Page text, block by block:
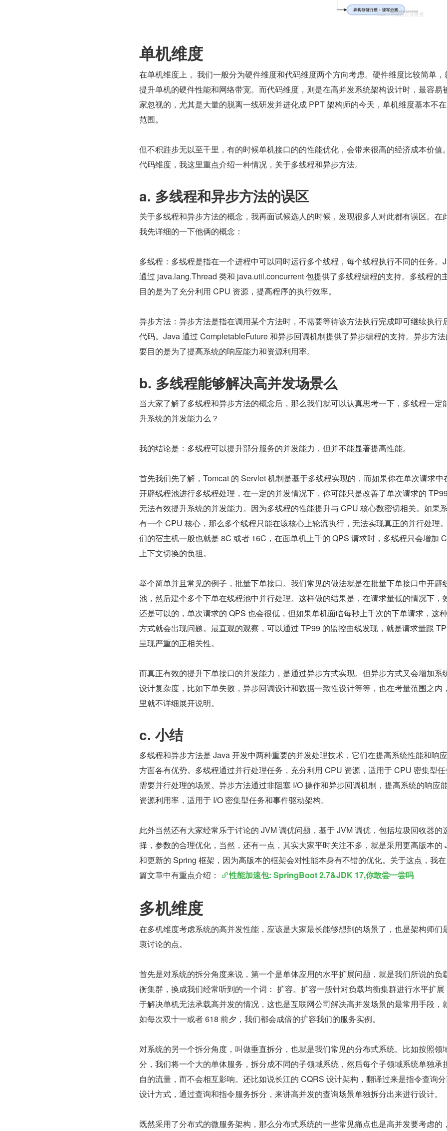
单机维度
在单机维度上， 我们一般分为硬件维度和代码维度两个方向考虑。硬件维度比较简单，
提升单机的硬件性能和网络带宽。而代码维度，则是在高并发系统架构设计时，最容易
家忽视的，尤其是大量的脱离一线研发并进化成 PPT 架构师的今天，单机维度基本不
范围。
但不积跬步无以至千里，有的时候单机接口的的性能优化，会带来很高的经济成本价值
代码维度，我这里重点介绍一种情况，关于多线程和异步方法。
a. 多线程和异步方法的误区
关于多线程和异步方法的概念，我再面试候选人的时候，发现很多人对此都有误区。在
我先详细的一下他俩的概念：
多线程：多线程是指在一个进程中可以同时运行多个线程，每个线程执行不同的任务。
通过 java.lang.Thread 类和 java.util.concurrent 包提供了多线程编程的支持。多线程的
目的是为了充分利用 CPU 资源，提高程序的执行效率。
异步方法：异步方法是指在调用某个方法时，不需要等待该方法执行完成即可继续执行
代码。Java 通过 CompletableFuture 和异步回调机制提供了异步编程的支持。异步方
要目的是为了提高系统的响应能力和资源利用率。
b. 多线程能够解决高并发场景么
当大家了解了多线程和异步方法的概念后，那么我们就可以认真思考一下，多线程一定
升系统的并发能力么？
我的结论是：多线程可以提升部分服务的并发能力，但并不能显著提高性能。
首先我们先了解，Tomcat 的 Servlet 机制是基于多线程实现的，而如果你在单次请求中
开辟线程池进行多线程处理，在一定的并发情况下，你可能只是改善了单次请求的
无法有效提升系统的并发能力。因为多线程的性能提升与 CPU 核心数密切相关。如果
有一个 CPU 核心，那么多个线程只能在该核心上轮流执行，无法实现真正的并行处理
们的宿主机一般也就是 8C 或者 16C，在面单机上千的 QPS 请求时，多线程只会增加
上下文切换的负担。
举个简单并且常见的例子，批量下单接口。我们常见的做法就是在批量下单接口中开辟
池，然后建个多个下单在线程池中并行处理。这样做的结果是，在请求量低的情况下，
还是可以的，单次请求的 QPS 也会很低，但如果单机面临每秒上千次的下单请求，这
方式就会出现问题。最直观的观察，可以通过 TP99 的监控曲线发现，就是请求量跟
呈现严重的正相关性。
而真正有效的提升下单接口的并发能力，是通过异步方式实现。但异步方式又会增加系
设计复杂度，比如下单失败，异步回调设计和数据一致性设计等等，也在考量范围之内
里就不详细展开说明。
c. 小结
多线程和异步方法是 Java 开发中两种重要的并发处理技术，它们在提高系统性能和响
方面各有优势。多线程通过并行处理任务，充分利用 CPU 资源，适用于 CPU 密集型
需要并行处理的场景。异步方法通过非阻塞 I/O 操作和异步回调机制，提高系统的响应
资源利用率，适用于 I/O 密集型任务和事件驱动架构。
此外当然还有大家经常乐于讨论的 JVM 调优问题，基于 JVM 调优，包括垃圾回收器的
择，参数的合理优化，当然，还有一点，其实大家平时关注不多，就是采用更高版本的
和更新的 Spring 框架，因为高版本的框架会对性能本身有不错的优化。关于这点，我
篇文章中有重点介绍：
性能加速包: SpringBoot 2.7&JDK 17,你敢尝一尝吗
多机维度
在多机维度考虑系统的高并发性能，应该是大家最长能够想到的场景了，也是架构师们
衷讨论的点。
首先是对系统的拆分角度来说，第一个是单体应用的水平扩展问题，就是我们所说的负
衡集群，换成我们经常听到的一个词： 扩容。扩容一般针对负载均衡集群进行水平扩展
于解决单机无法承载高并发的情况，这也是互联网公司解决高并发场景的最常用手段，
如每次双十一或者 618 前夕，我们都会成倍的扩容我们的服务实例。
对系统的另一个拆分角度，叫做垂直拆分，也就是我们常见的分布式系统。比如按照领
分，我们将一个大的单体服务，拆分成不同的子领域系统，然后每个子领域系统单独承
自的流量，而不会相互影响。还比如说长江的 CQRS 设计架构，翻译过来是指令查询
设计方式，通过查询和指令服务拆分，来讲高并发的查询场景单独拆分出来进行设计。
既然采用了分布式的微服务架构，那么分布式系统的一些常见痛点也是高并发要考虑的